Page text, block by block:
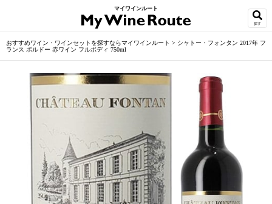
マイワインルート
探す
おすすめワイン・ワインセットを探すならマイワインルート > シャトー・フォンタン 2017年 フ
ランス ボルドー 赤ワイン フルボディ 750ml